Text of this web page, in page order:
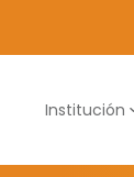
Institución